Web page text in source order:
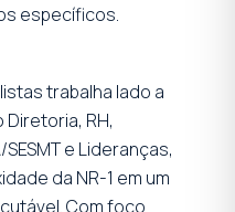
específicos.
trabalha lado a
RH,
e Lideranças,
da NR-1 em um
Com foco